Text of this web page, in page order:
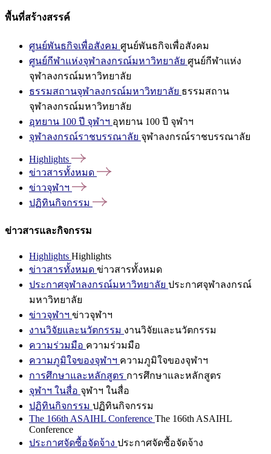
พื้นที่สร้างสรรค์
ศูนย์พันธกิจเพื่อสังคม ศูนย์พันธกิจเพื่อสังคม
ศูนย์กีฬาแห่งจุฬาลงกรณ์มหาวิทยาลัย ศูนย์กีฬาแห่ง
จุฬาลงกรณ์มหาวิทยาลัย
ธรรมสถานจุฬาลงกรณ์มหาวิทยาลัย ธรรมสถาน
จุฬาลงกรณ์มหาวิทยาลัย
อุทยาน 100 ปี จุฬาฯ อุทยาน 100 ปี จุฬาฯ
จุฬาลงกรณ์ราชบรรณาลัย จุฬาลงกรณ์ราชบรรณาลัย
Highlights
ข่าวสารทั้งหมด
ข่าวจุฬาฯ
ปฏิทินกิจกรรม
ข่าวสารและกิจกรรม
Highlights Highlights
ข่าวสารทั้งหมด ข่าวสารทั้งหมด
ประกาศจุฬาลงกรณ์มหาวิทยาลัย ประกาศจุฬาลงกรณ์
มหาวิทยาลัย
ข่าวจุฬาฯ ข่าวจุฬาฯ
งานวิจัยและนวัตกรรม งานวิจัยและนวัตกรรม
ความร่วมมือ ความร่วมมือ
ความภูมิใจของจุฬาฯ ความภูมิใจของจุฬาฯ
การศึกษาและหลักสูตร การศึกษาและหลักสูตร
จุฬาฯ ในสื่อ จุฬาฯ ในสื่อ
ปฏิทินกิจกรรม ปฏิทินกิจกรรม
The 166th ASAIHL Conference The 166th ASAIHL
Conference
ประกาศจัดซื้อจัดจ้าง ประกาศจัดซื้อจัดจ้าง